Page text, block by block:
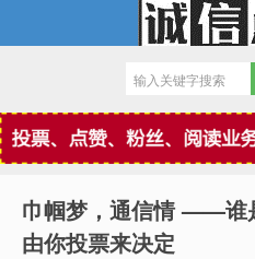
微信点赞
巾帼梦，通信情 ——谁
由你投票来决定